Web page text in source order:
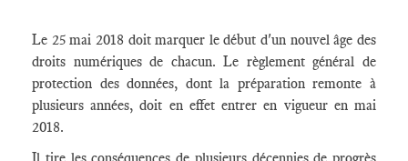
Le 25 mai 2018 doit marquer le début d'un nouvel âge des
droits numériques de chacun. Le règlement général de
protection des données, dont la préparation remonte à
plusieurs années, doit en effet entrer en vigueur en mai
2018.